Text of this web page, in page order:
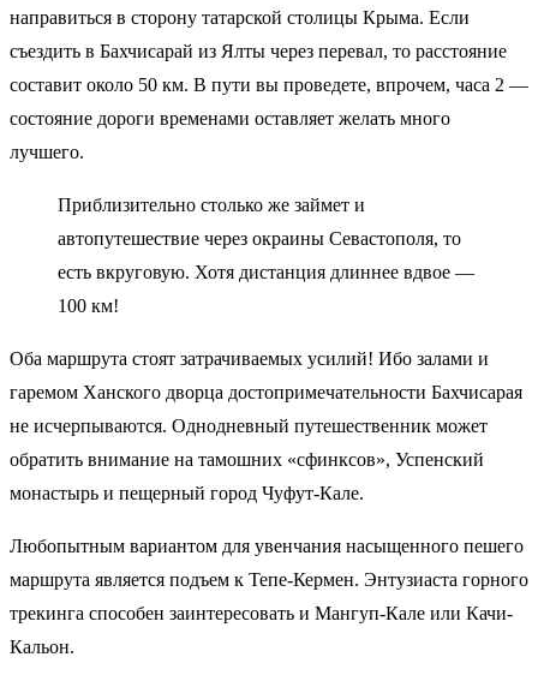
направиться в сторону татарской столицы Крыма. Если
съездить в Бахчисарай из Ялты через перевал, то расстояние
составит около 50 км. В пути вы проведете, впрочем, часа 2 —
состояние дороги временами оставляет желать много
лучшего.
Приблизительно столько же займет и
автопутешествие через окраины Севастополя, то
есть вкруговую. Хотя дистанция длиннее вдвое —
100 км!
Оба маршрута стоят затрачиваемых усилий! Ибо залами и
гаремом Ханского дворца достопримечательности Бахчисарая
не исчерпываются. Однодневный путешественник может
обратить внимание на тамошних «сфинксов», Успенский
монастырь и пещерный город Чуфут-Кале.
Любопытным вариантом для увенчания насыщенного пешего
маршрута является подъем к Тепе-Кермен. Энтузиаста горного
трекинга способен заинтересовать и Мангуп-Кале или Качи-
Кальон.